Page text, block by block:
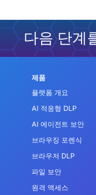
다음 단계
제품
플랫폼 개요
AI 적응형 DLP
AI 에이전트 보안
브라우징 포렌식
브라우저 DLP
파일 보안
원격 액세스